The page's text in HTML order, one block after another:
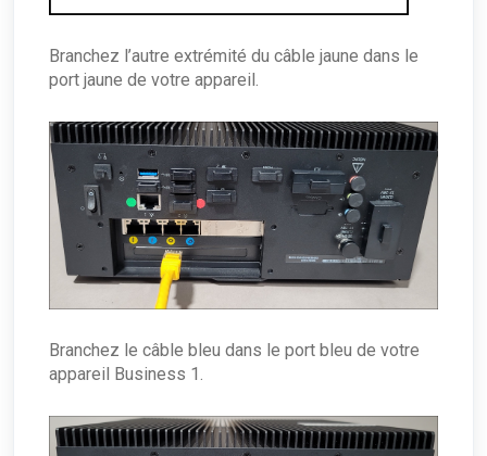
Branchez l’autre extrémité du câble jaune dans le
port jaune de votre appareil.
Branchez le câble bleu dans le port bleu de votre
appareil Business 1.